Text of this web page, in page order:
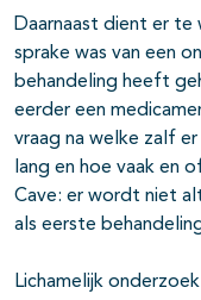
Daarnaast dient er
sprake was van een
behandeling heeft
eerder een
vraag na welke zalf
lang en hoe vaak en
Cave: er wordt niet
als eerste
Lichamelijk